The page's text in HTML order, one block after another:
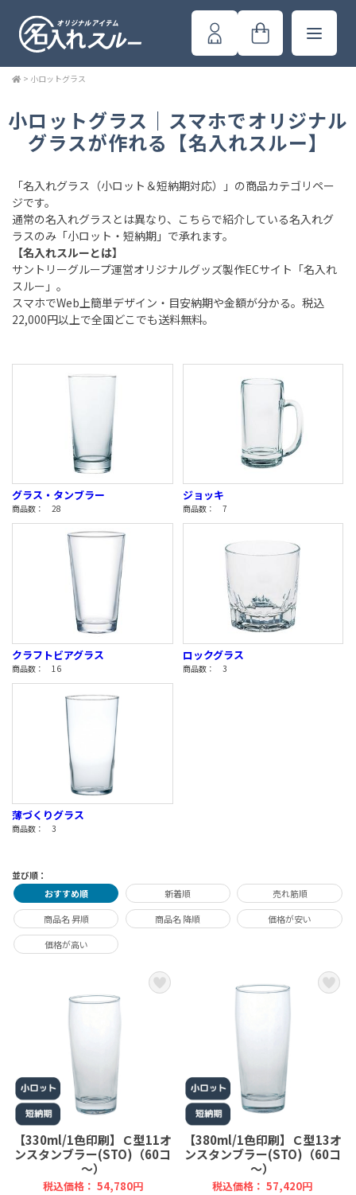
> 小ロットグラス
小ロットグラス｜スマホでオリジナル
グラスが作れる【名入れスルー】
「名入れグラス（小ロット＆短納期対応）」の商品カテゴリペー
ジです。
通常の名入れグラスとは異なり、こちらで紹介している名入れグ
ラスのみ「小ロット・短納期」で承れます。
【名入れスルーとは】
サントリーグループ運営オリジナルグッズ製作ECサイト「名入れ
スルー」。
スマホでWeb上簡単デザイン・目安納期や金額が分かる。税込
22,000円以上で全国どこでも送料無料。
グラス・タンブラー
商品数： 28
ジョッキ
商品数： 7
クラフトビアグラス
商品数： 16
ロックグラス
商品数： 3
薄づくりグラス
商品数： 3
並び順：
おすすめ順
新着順 売れ筋順
商品名 昇順 商品名 降順 価格が安い
価格が高い
【330ml/1色印刷】Ｃ型11オ
ンスタンブラー(STO)（60コ
～）
税込価格： 54,780円
【380ml/1色印刷】Ｃ型13オ
ンスタンブラー(STO)（60コ
～）
税込価格： 57,420円